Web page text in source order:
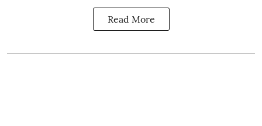
Read More